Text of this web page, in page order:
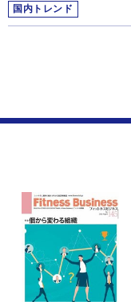
国内トレンド